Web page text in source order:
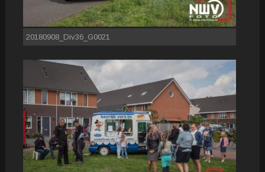
20180908_Div36_G0021